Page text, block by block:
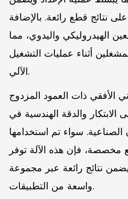
نتائج قطع رائعة. بالإضافة
الهيدروليكي واليدوي، مما
أثناء عمليات التشغيل
الآلي.
الأفقي ذات العمود المزدوج
الابتكار والدقة الهندسية في
سواء تم استخدامها
مخصصة، فإن هذه الآلة توفر
نتائج رائعة عبر مجموعة
واسعة من التطبيقات.